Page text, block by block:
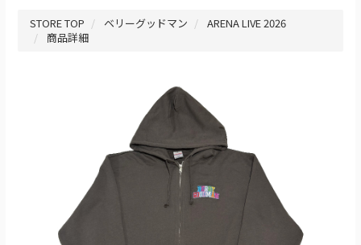
STORE TOP ベリーグッドマン
ARENA LIVE 2026
商品詳細